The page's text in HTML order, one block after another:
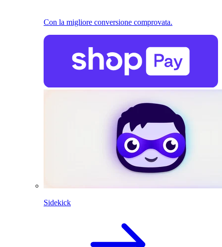
Con la migliore conversione comprovata.
Sidekick